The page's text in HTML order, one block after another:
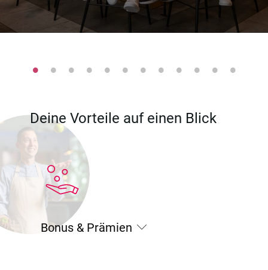
Deine Vorteile auf einen Blick
Bonus & Prämien